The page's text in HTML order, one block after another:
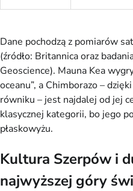
Dane pochodzą z pomiarów
(źródło: Britannica oraz
Geoscience). Mauna Kea
oceanu”, a Chimborazo –
równiku – jest najdalej od jej
klasycznej kategorii, bo jego
płaskowyżu.
Kultura Szerpów i
najwyższej góry